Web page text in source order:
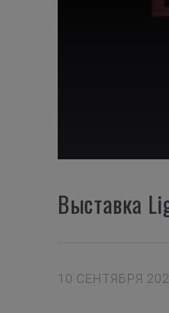
Выставка
10 СЕНТЯБРЯ